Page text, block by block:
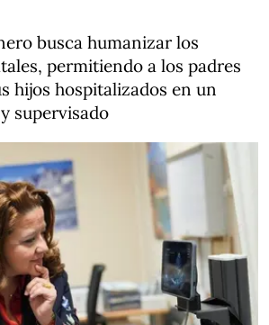
busca humanizar los
permitiendo a los padres
hijos hospitalizados en un
supervisado